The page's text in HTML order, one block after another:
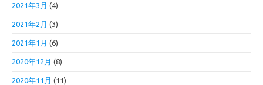
2021年3月 (4)
2021年2月 (3)
2021年1月 (6)
2020年12月 (8)
2020年11月 (11)